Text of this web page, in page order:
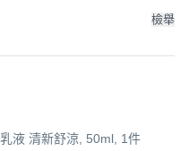
檢舉
液 清新舒涼, 50ml, 1件